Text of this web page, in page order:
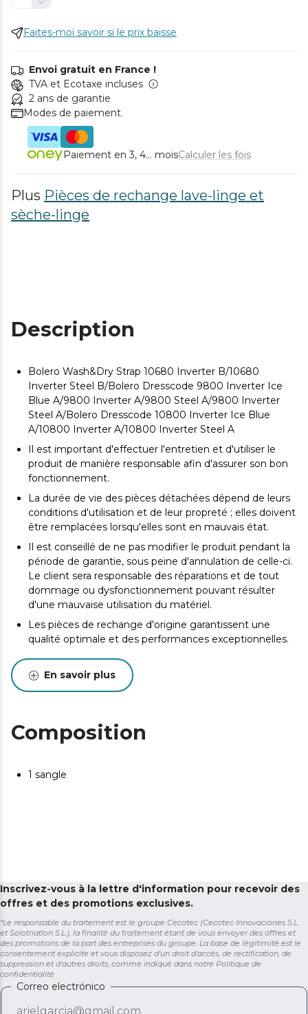
Faites-moi savoir si le prix baisse
Envoi gratuit en France !
TVA et Ecotaxe incluses
2 ans de garantie
Modes de paiement.
Paiement en 3, 4... moisCalculer les fois
Plus Pièces de rechange lave-linge et
sèche-linge
Description
Bolero Wash&Dry Strap 10680 Inverter B/10680
Inverter Steel B/Bolero Dresscode 9800 Inverter Ice
Blue A/9800 Inverter A/9800 Steel A/9800 Inverter
Steel A/Bolero Dresscode 10800 Inverter Ice Blue
A/10800 Inverter A/10800 Inverter Steel A
Il est important d'effectuer l'entretien et d'utiliser le
produit de manière responsable afin d'assurer son bon
fonctionnement.
La durée de vie des pièces détachées dépend de leurs
conditions d'utilisation et de leur propreté ; elles doivent
être remplacées lorsqu'elles sont en mauvais état.
Il est conseillé de ne pas modifier le produit pendant la
période de garantie, sous peine d'annulation de celle-ci.
Le client sera responsable des réparations et de tout
dommage ou dysfonctionnement pouvant résulter
d'une mauvaise utilisation du matériel.
Les pièces de rechange d'origine garantissent une
qualité optimale et des performances exceptionnelles.
la durée de vie du produit.
En savoir plus
Composition
1 sangle
Inscrivez-vous à la lettre d'information pour recevoir des
offres et des promotions exclusives.
*Le responsable du traitement est le groupe Cecotec (Cecotec Innovaciones S.L.
et Solotriatlon S.L.), la finalité du traitement étant de vous envoyer des offres et
des promotions de la part des entreprises du groupe. La base de légitimité est le
consentement explicite et vous disposez d'un droit d'accès, de rectification, de
suppression et d'autres droits, comme indiqué dans notre Politique de
confidentialité
Correo electrónico